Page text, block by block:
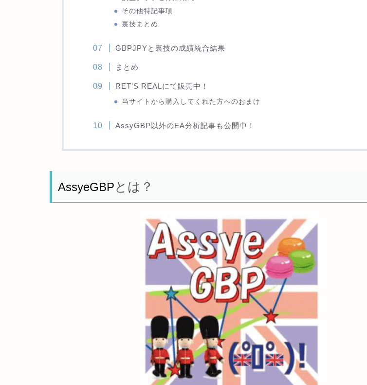
その他特記事項
裏技まとめ
GBPJPYと裏技の成績統合結果
まとめ
RET’S REALにて販売中！
当サイトから購入してくれた方へのおまけ
AssyGBP以外のEA分析記事も公開中！
AssyeGBPとは？